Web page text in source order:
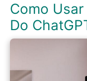
Como
Do